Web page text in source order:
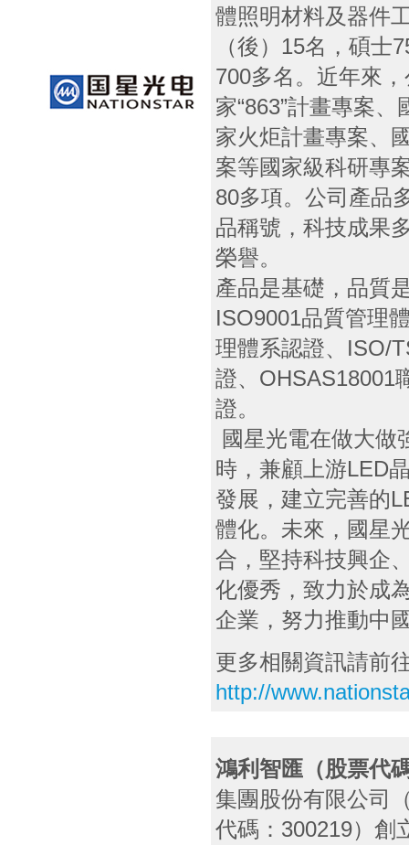
體照明材料及器件
（後）15名，碩士
700多名。近年來
家“863”計畫專案、
家火炬計畫專案、
案等國家級科研專
80多項。公司產品
品稱號，科技成果
榮譽。
產品是基礎，品質
ISO9001品質管理
理體系認證、ISO/
證、OHSAS18001
證。
國星光電在做大做
時，兼顧上游LED
發展，建立完善的
體化。未來，國星
合，堅持科技興企
化優秀，致力於成
企業，努力推動中
更多相關資訊請前
http://
鴻利智匯（股票代
集團股份有限公司
代碼：300219）創